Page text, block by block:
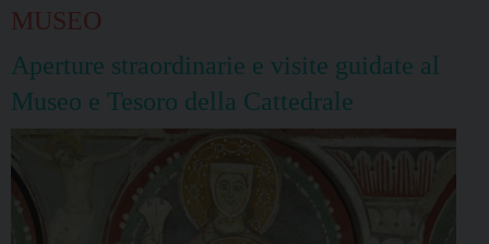
MUSEO
Aperture straordinarie e visite guidate al
Museo e Tesoro della Cattedrale